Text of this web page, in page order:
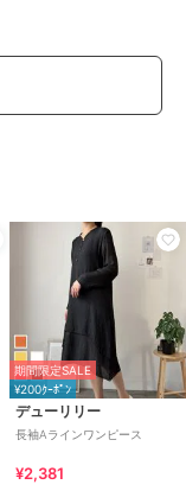
期間限定SALE
¥200ｸｰﾎﾟﾝ
デューリリー
長袖Aラインワンピース
¥2,381